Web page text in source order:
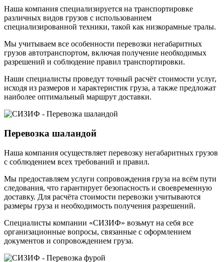
Наша компания специализируется на транспортировке
различных видов грузов с использованием
специализированной техники, такой как низкорамные тралы.
Мы учитываем все особенности перевозки негабаритных
грузов автотранспортом, включая получение необходимых
разрешений и соблюдение правил транспортировки.
Наши специалисты проведут точный расчёт стоимости услуг,
исходя из размеров и характеристик груза, а также предложат
наиболее оптимальный маршрут доставки.
Перевозка шаландой
Наша компания осуществляет перевозку негабаритных грузов
с соблюдением всех требований и правил.
Мы предоставляем услуги сопровождения груза на всём пути
следования, что гарантирует безопасность и своевременную
доставку. Для расчёта стоимости перевозки учитываются
размеры груза и необходимость получения разрешений.
Специалисты компании «СИЗИФ» возьмут на себя все
организационные вопросы, связанные с оформлением
документов и сопровождением груза.